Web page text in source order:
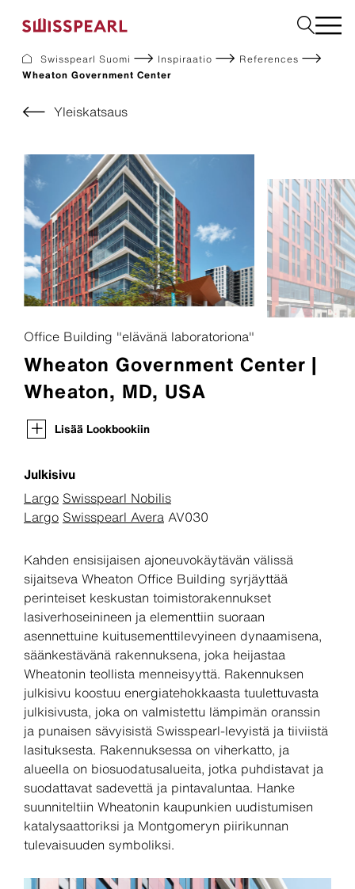
Meistä
Palvelut
Inspiraatio
Kestävä kehitys
Julkisivulevyt
Rakennuslevyt
Sisätilalevyt
Swisspearl Suomi Inspiraatio
References
Wheaton Government Center
Yleiskatsaus
Office Building "elävänä laboratoriona"
Wheaton Government Center |
Wheaton, MD, USA
Lisää Lookbookiin
Julkisivu
Largo Swisspearl Nobilis
Largo Swisspearl Avera AV030
Kahden ensisijaisen ajoneuvokäytävän välissä
sijaitseva Wheaton Office Building syrjäyttää
perinteiset keskustan toimistorakennukset
lasiverhoseinineen ja elementtiin suoraan
asennettuine kuitusementtilevyineen dynaamisena,
säänkestävänä rakennuksena, joka heijastaa
Wheatonin teollista menneisyyttä. Rakennuksen
julkisivu koostuu energiatehokkaasta tuulettuvasta
julkisivusta, joka on valmistettu lämpimän oranssin
ja punaisen sävyisistä Swisspearl-levyistä ja tiiviistä
lasituksesta. Rakennuksessa on viherkatto, ja
alueella on biosuodatusalueita, jotka puhdistavat ja
suodattavat sadevettä ja pintavaluntaa. Hanke
suunniteltiin Wheatonin kaupunkien uudistumisen
katalysaattoriksi ja Montgomeryn piirikunnan
tulevaisuuden symboliksi.